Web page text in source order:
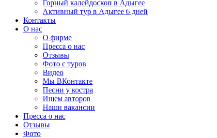
Горный калейдоскоп в Адыгее
Активный тур в Адыгее 6 дней
Контакты
О нас
О фирме
Пресса о нас
Отзывы
Фото с туров
Видео
Мы ВКонтакте
Песни у костра
Ищем авторов
Наши вакансии
Пресса о нас
Отзывы
Фото